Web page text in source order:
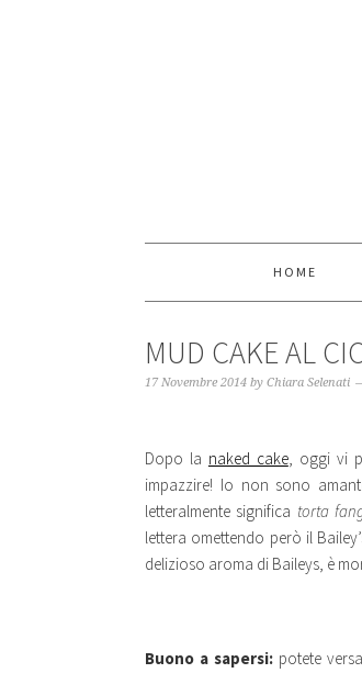
HOME
MUD CAKE AL
17 Novembre 2014 by Chiara Selenati
Dopo la naked cake, oggi vi
impazzire! Io non sono
letteralmente significa torta
lettera omettendo però il
delizioso aroma di Baileys, è
Buono a sapersi: potete